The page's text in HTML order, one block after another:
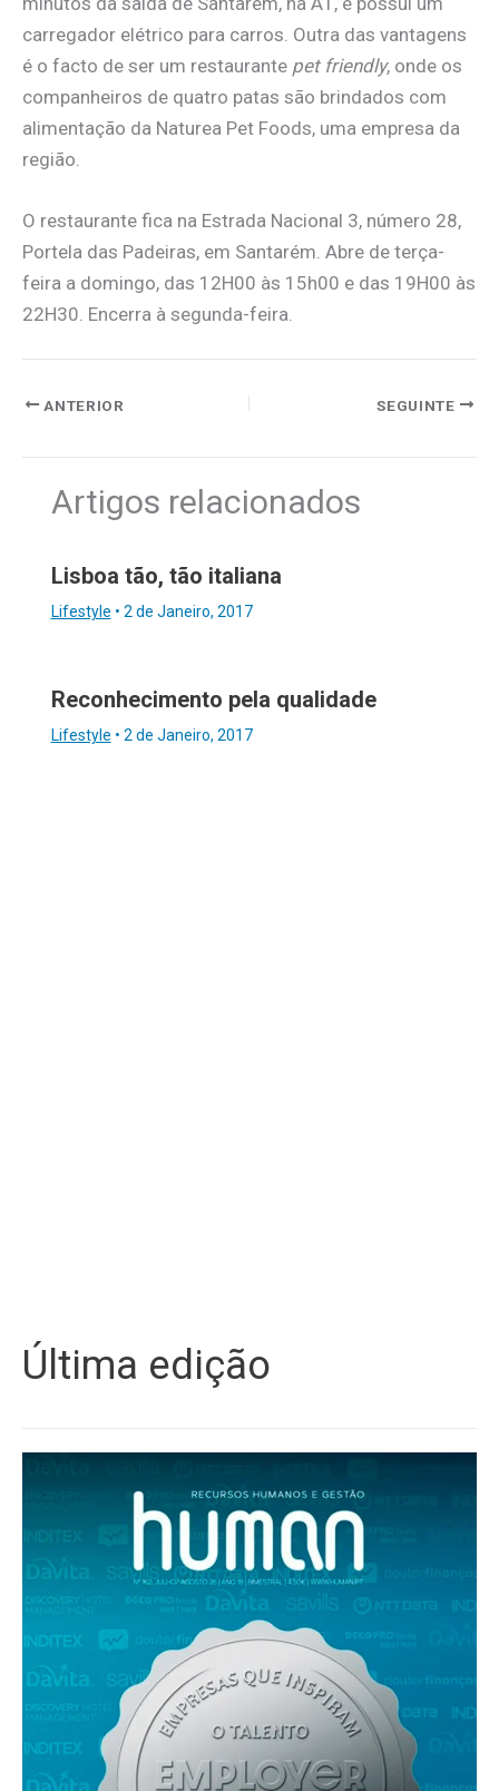
carregador elétrico para carros. Outra das vantagens
é o facto de ser um restaurante pet friendly, onde os
companheiros de quatro patas são brindados com
alimentação da Naturea Pet Foods, uma empresa da
região.
O restaurante fica na Estrada Nacional 3, número 28,
Portela das Padeiras, em Santarém. Abre de terça-
feira a domingo, das 12H00 às 15h00 e das 19H00 às
22H30. Encerra à segunda-feira.
ANTERIOR SEGUINTE
Artigos relacionados
Lisboa tão, tão italiana
Lifestyle • 2 de Janeiro, 2017
Reconhecimento pela qualidade
Lifestyle • 2 de Janeiro, 2017
Última edição